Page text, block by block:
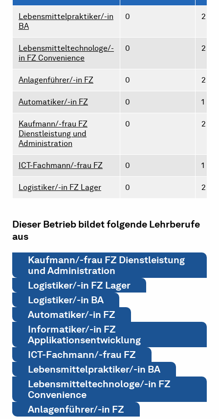
Lebensmittelpraktiker/-in
BA
0 2
Lebensmitteltechnologe/-
in FZ Convenience
0 2
Anlagenführer/-in FZ 0 2
Automatiker/-in FZ 0 1
Kaufmann/-frau FZ
Dienstleistung und
Administration
0 2
ICT-Fachmann/-frau FZ 0 1
Logistiker/-in FZ Lager 0 2
Dieser Betrieb bildet folgende Lehrberufe
aus
Kaufmann/-frau FZ Dienstleistung
und Administration
Logistiker/-in FZ Lager
Logistiker/-in BA
Automatiker/-in FZ
Informatiker/-in FZ
Applikationsentwicklung
ICT-Fachmann/-frau FZ
Lebensmittelpraktiker/-in BA
Lebensmitteltechnologe/-in FZ
Convenience
Anlagenführer/-in FZ